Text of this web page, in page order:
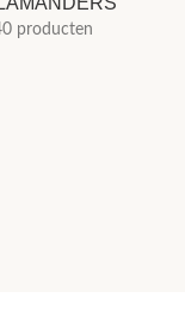
producten